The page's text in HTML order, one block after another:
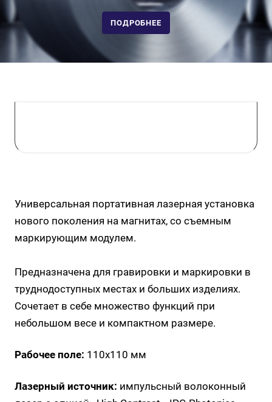
размере
ПОДРОБНЕЕ
Универсальная портативная лазерная установка
нового поколения на магнитах, со съемным
маркирующим модулем.
Предназначена для гравировки и маркировки в
труднодоступных местах и больших изделиях.
Сочетает в себе множество функций при
небольшом весе и компактном размере.
Рабочее поле: 110x110 мм
Лазерный источник: импульсный волоконный